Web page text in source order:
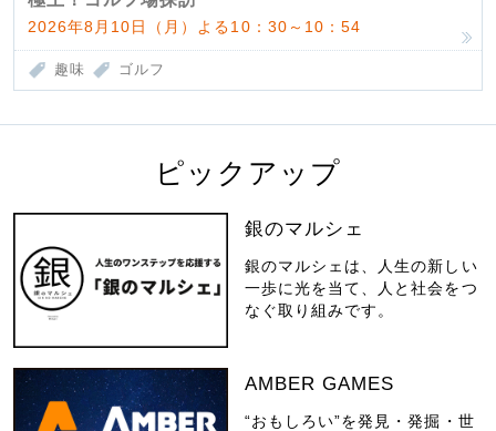
2026年8月10日（月）よる10：30～10：54
趣味 ゴルフ
ピックアップ
銀のマルシェ
銀のマルシェは、人生の新しい
一歩に光を当て、人と社会をつ
なぐ取り組みです。
AMBER GAMES
“おもしろい”を発見・発掘・世